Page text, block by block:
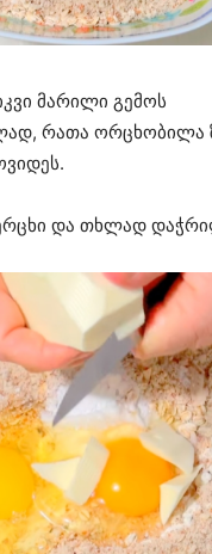
მარილი გემოს
რათა ორცხობილა
და თხლად